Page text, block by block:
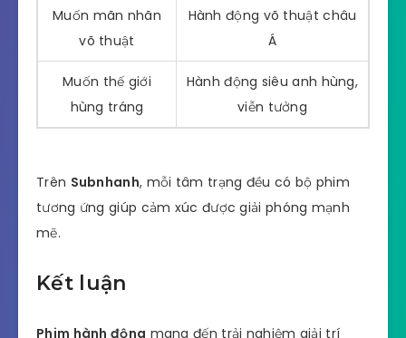
Muốn mãn nhãn
võ thuật
Hành động võ thuật châu
Á
Muốn thế giới
hùng tráng
Hành động siêu anh hùng,
viễn tưởng
Trên Subnhanh, mỗi tâm trạng đều có bộ phim
tương ứng giúp cảm xúc được giải phóng mạnh
mẽ.
Kết luận
Phim hành động mang đến trải nghiệm giải trí